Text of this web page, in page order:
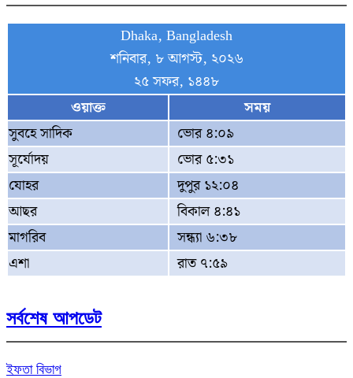
Dhaka, Bangladesh
শনিবার, ৮ আগস্ট, ২০২৬
২৫ সফর, ১৪৪৮
ওয়াক্ত
সময়
সুবহে সাদিক
ভোর ৪:০৯
সূর্যোদয়
ভোর ৫:৩১
যোহর
দুপুর ১২:০৪
আছর
বিকাল ৪:৪১
মাগরিব
সন্ধ্যা ৬:৩৮
এশা
রাত ৭:৫৯
সর্বশেষ আপডেট
ইফতা বিভাগ